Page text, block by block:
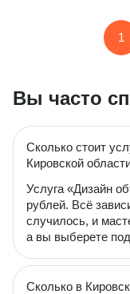
1
Вы часто
Сколько стоит
Кировской
Услуга «Дизайн
рублей. Всё
случилось, и
а вы выберете
Сколько в